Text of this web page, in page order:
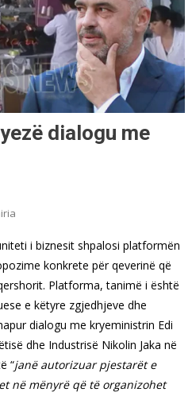
dialogu me
i biznesit shpalosi platformën
konkrete për qeverinë që
Platforma, tanimë i është
e këtyre zgjedhjeve dhe
dialogu me kryeministrin Edi
dhe Industrisë Nikolin Jaka në
“janë autorizuar pjestarët e
në mënyrë që të organizohet